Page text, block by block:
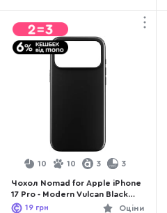
10 10 3 3
Чохол Nomad for Apple iPhone
17 Pro - Modern Vulcan Black
(NM014001858)
Оціни
19 грн